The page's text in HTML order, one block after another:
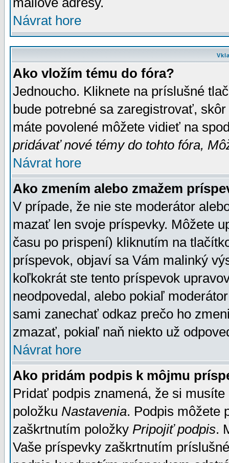
Návrat hore
Ako vložím tému do fóra?
Jednoucho. Kliknete na príslušné
bude potrebné sa zaregistrovať,
máte povolené môžete vidieť na
pridávať nové témy do tohto fóra,
Návrat hore
Ako zmením alebo zmažem
V prípade, že nie ste moderátor
mazať len svoje príspevky. Môžete
času po prispení) kliknutím na
príspevok, objaví sa Vám malinký
koľkokrát ste tento príspevok
neodpovedal, alebo pokiaľ
sami zanechať odkaz prečo ho
zmazať, pokiaľ naň niekto už
Návrat hore
Ako pridám podpis k môjmu
Pridať podpis znamená, že si
položku Nastavenia. Podpis môžete
zaškrtnutím položky Pripojiť podpis.
Vaše príspevky zaškrtnutím